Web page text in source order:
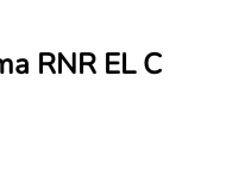
RNR EL C